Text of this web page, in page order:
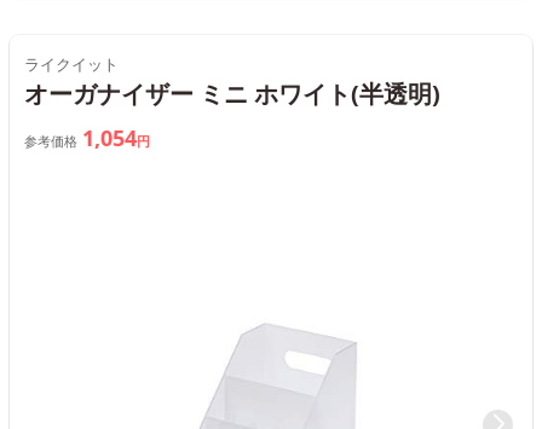
ライクイット
オーガナイザー ミニ ホワイト(半透明)
参考価格 1,054円